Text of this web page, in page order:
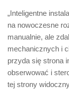
„Inteligentne
na nowoczesne
manualnie, ale
mechanicznych i
przyda się strona
obserwować i
tej strony